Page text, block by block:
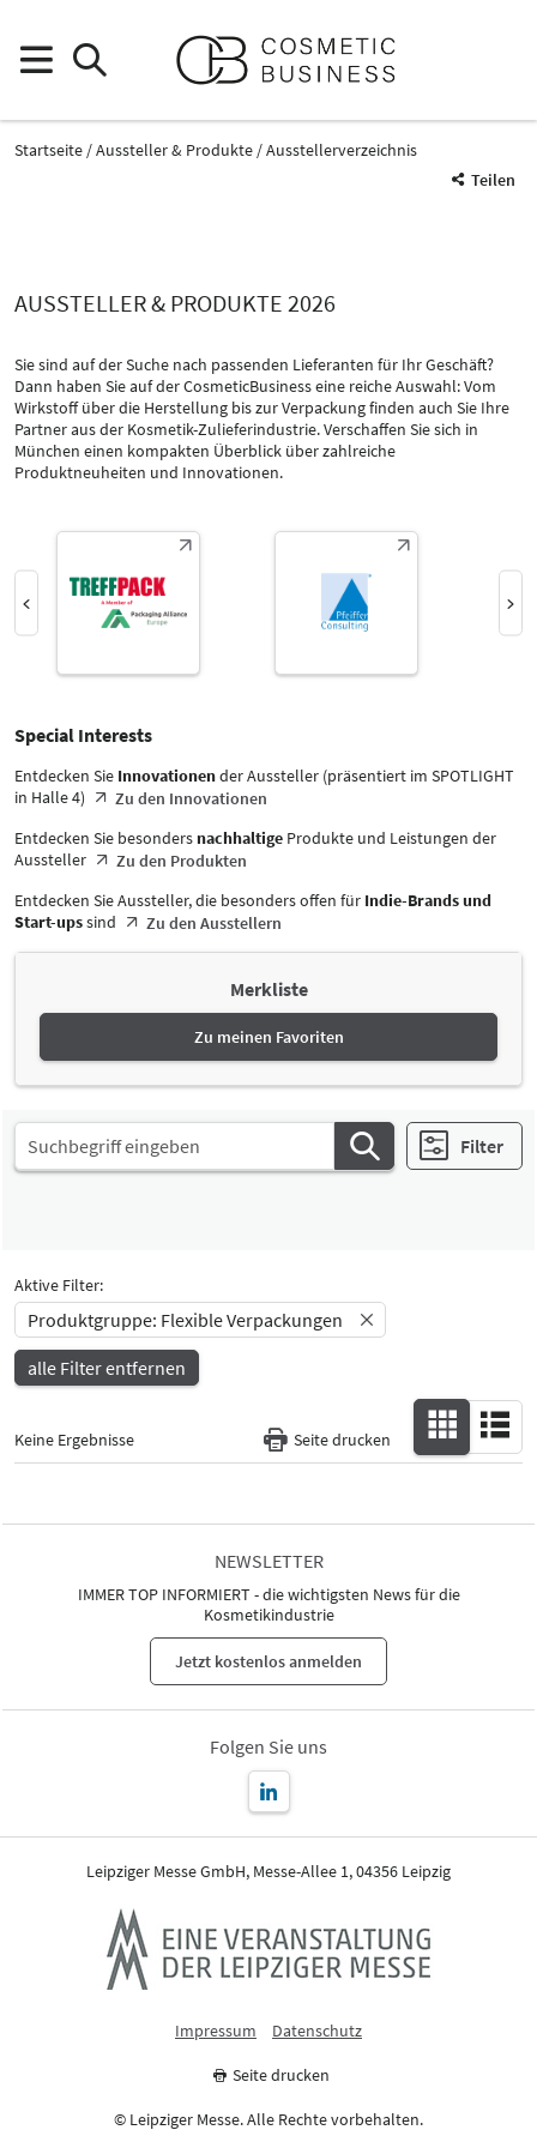
Startseite Aussteller & Produkte
Ausstellerverzeichnis
Teilen
AUSSTELLER & PRODUKTE 2026
Sie sind auf der Suche nach passenden Lieferanten für Ihr Geschäft?
Dann haben Sie auf der CosmeticBusiness eine reiche Auswahl: Vom
Wirkstoff über die Herstellung bis zur Verpackung finden auch Sie Ihre
Partner aus der Kosmetik-Zulieferindustrie. Verschaffen Sie sich in
München einen kompakten Überblick über zahlreiche
Produktneuheiten und Innovationen.
Special Interests
Entdecken Sie Innovationender Aussteller (präsentiert im SPOTLIGHT
in Halle 4)
Zu den Innovationen
Entdecken Sie besonders nachhaltige Produkte und Leistungen der
Aussteller
Zu den Produkten
Entdecken Sie Aussteller, die besonders offen für Indie-Brands und
Start-upssind Zu den Ausstellern
Merkliste
Zu meinen Favoriten
Filter
Produktgruppe
Flexible Verpackungen
Select Input
Flexible Verpackungen
Katalog
Halle
Alle
Land
-
Alle
Aktive Filter:
Produktgruppe: Flexible Verpackungen
alle Filter entfernen
Keine Ergebnisse Seite drucken
NEWSLETTER
IMMER TOP INFORMIERT - die wichtigsten News für die
Kosmetikindustrie
Jetzt kostenlos anmelden
Folgen Sie uns
Leipziger Messe GmbH, Messe-Allee 1, 04356 Leipzig
Impressum Datenschutz
Seite drucken
© Leipziger Messe. Alle Rechte vorbehalten.